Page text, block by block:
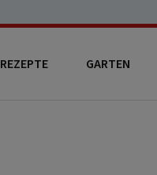
REZEPTE GARTEN